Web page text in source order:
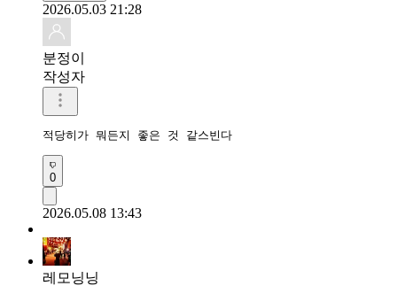
2026.05.03 21:28
분정이
작성자
적당히가 뭐든지 좋은 것 같스빈다
0
2026.05.08 13:43
레모닝닝